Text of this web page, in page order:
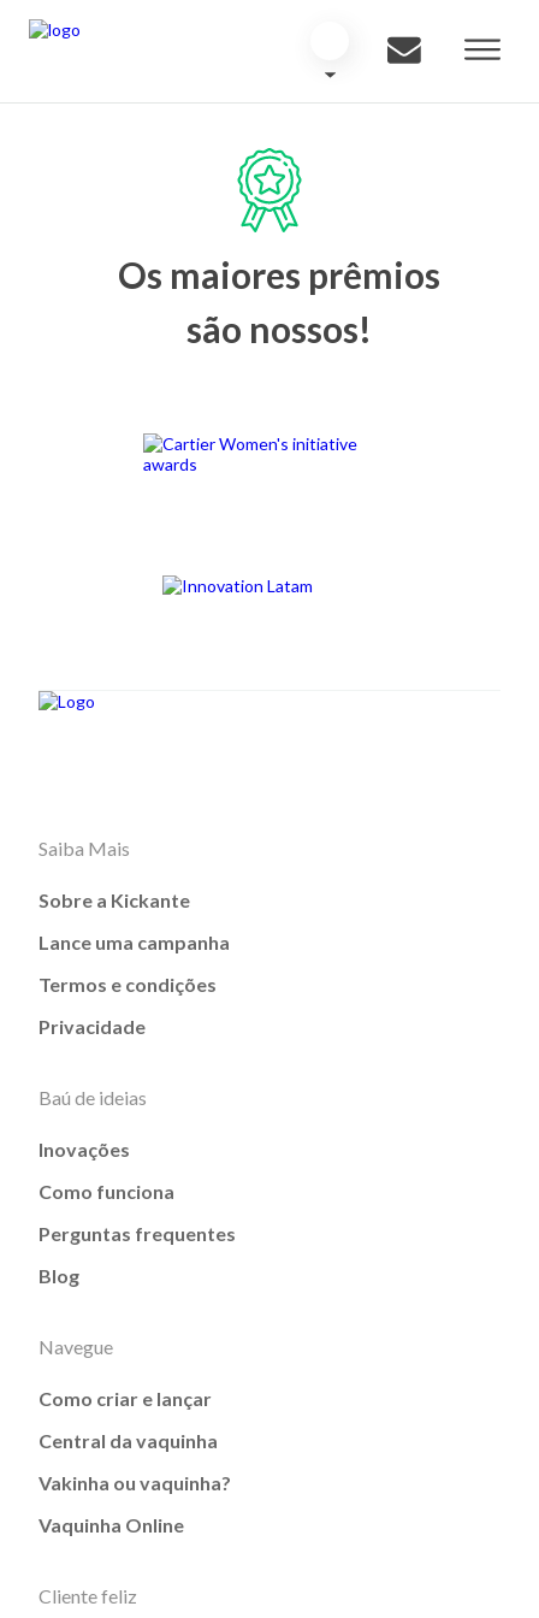
Os maiores prêmios
são nossos!
Saiba Mais
Sobre a Kickante
Lance uma campanha
Termos e condições
Privacidade
Baú de ideias
Inovações
Como funciona
Perguntas frequentes
Blog
Navegue
Como criar e lançar
Central da vaquinha
Vakinha ou vaquinha?
Vaquinha Online
Cliente feliz